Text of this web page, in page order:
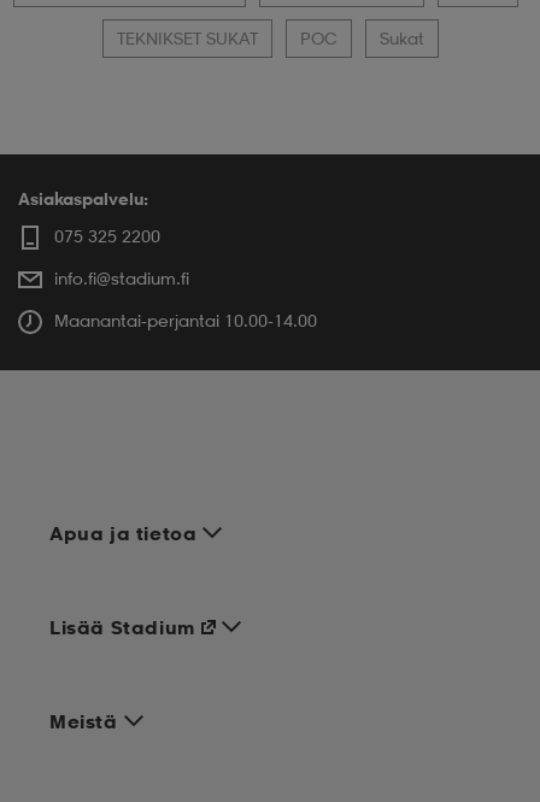
TEKNIKSET SUKAT POC Sukat
Asiakaspalvelu:
075 325 2200
info.fi@stadium.fi
Maanantai-perjantai 10.00-14.00
Apua ja tietoa
Meistä
Lisää Stadium